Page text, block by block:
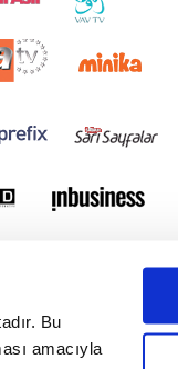
Bu
amacıyla